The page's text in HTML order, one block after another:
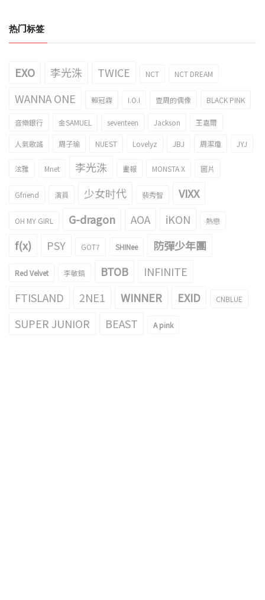
热门标签
EXO 李光洙 TWICE NCT NCT DREAM
WANNA ONE 賴冠霖 I.O.I 壹周的偶像 BLACK PINK
音樂銀行 金SAMUEL seventeen Jackson 王嘉爾
人氣歌謠 周子瑜 NUEST Lovelyz JBJ 周潔瓊 JYJ
泫雅 Mnet 李光洙 畫報 MONSTA X 圖片
Gfriend 演員 少女时代 裴秀智 VIXX
OH MY GIRL G-dragon AOA iKON 熱戀
f(x) PSY GOT7 SHINee 防彈少年團
Red Velvet 李敏鎬 BTOB
INFINITE
FTISLAND
2NE1 WINNER EXID CNBLUE
SUPER JUNIOR BEAST A pink